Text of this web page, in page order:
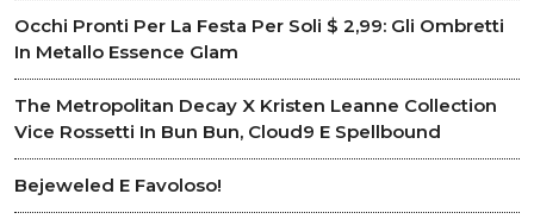
Occhi Pronti Per La Festa Per Soli $ 2,99: Gli Ombretti
In Metallo Essence Glam
The Metropolitan Decay X Kristen Leanne Collection
Vice Rossetti In Bun Bun, Cloud9 E Spellbound
Bejeweled E Favoloso!